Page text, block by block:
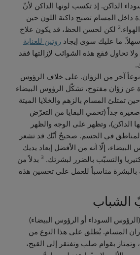
الداكن. إذ تكسب لونها الداكن لأنّ
داخل المسام تصبح داكنة اللون حين
2 لكن لحسن الحظ، قد يكون علاج
ما عليك سوى إيجاد روتين للعناية
ولا تحاول فقع هذه الشوائب لإزالتها فقد
نوعاً آخر من الزؤان. على خلاف الرؤوس
عن زؤان مفتوح، تشكّل الرؤوس البيضاء
تمتلئ المسام بالزهم والخلايا الميتة
صغيرة جداً (تحمي البقايا من التعرّض
الداكن)، وتظهر على الوجه والظهر
المناطق في الجسم. صحيحٌ أنّك قد تشعر
إلّا أنه من الأفضل إبعاد يديك
والتسبّب بالضرر لبشرتك. 3 بدلاً من
بالبشرة مناسباً للعمل على تحسين هذه
السوداء أو الرؤوس البيضاء)
المسام. يُطلق على هذا النوع من
بقوام صلب وتفتقر إلى القيح،
4